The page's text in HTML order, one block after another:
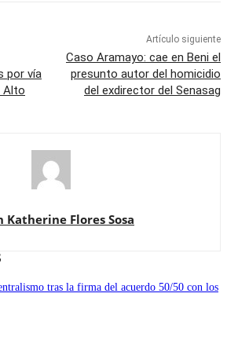
por vía
Alto
Artículo siguiente
Caso Aramayo: cae en Beni el
presunto autor del homicidio
del exdirector del Senasag
Katherine Flores Sosa
tras la firma del acuerdo 50/50 con los